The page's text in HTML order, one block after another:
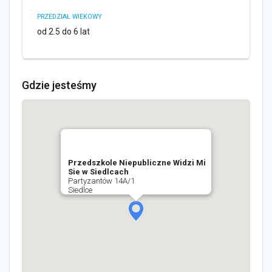
PRZEDZIAŁ WIEKOWY
od 2.5 do 6 lat
Gdzie jesteśmy
Przedszkole Niepubliczne Widzi Mi
Sie w Siedlcach
Partyzantów 14A/1
Siedlce